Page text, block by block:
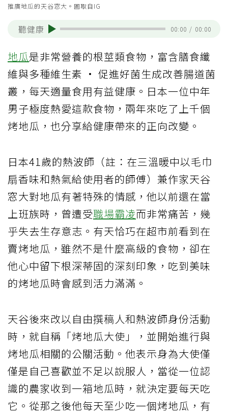
推廣地瓜的天谷窓大。圖取自IG
聽健康 00:00 / 00:00
地瓜是非常營養的根莖類食物，富含膳食纖
維與多種維生素 · 促進好菌生成改善腸道菌
叢，每天適量食用有益健康。日本一位中年
男子極度熱愛這款食物，兩年來吃了上千個
烤地瓜，也分享給健康帶來的正向改變。
日本41歲的熱波師（註：在三溫暖中以毛巾
扇香味和熱氣給使用者的師傅）兼作家天谷
窓大對地瓜有著特殊的情感，他以前還在當
上班族時，曾遭受職場霸凌而非常痛苦，幾
乎失去生存意志。有天恰巧在超市前看到在
賣烤地瓜，雖然不是什麼高級的食物，卻在
他心中留下根深蒂固的深刻印象，吃到美味
的烤地瓜時會感到活力滿滿。
天谷後來改以自由撰稿人和熱波師身份活動
時，就自稱「烤地瓜大使」，並開始進行與
烤地瓜相關的公關活動。他表示身為大使僅
僅是自己喜歡並不足以說服人，當從一位認
識的農家收到一箱地瓜時，就決定要每天吃
它。從那之後他每天至少吃一個烤地瓜，有